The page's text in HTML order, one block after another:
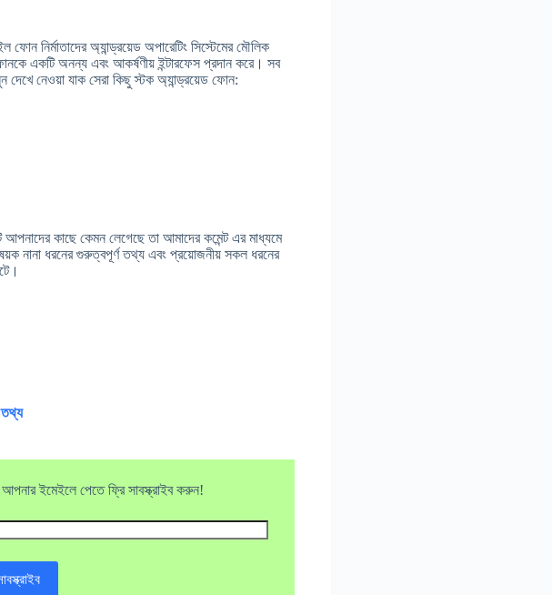
নির্মাতাদের অ্যান্ড্রয়েড অপারেটিং সিস্টেমের মৌলিক
একটি অনন্য এবং আকর্ষণীয় ইন্টারফেস প্রদান করে। সব
দেখে নেওয়া যাক সেরা কিছু স্টক অ্যান্ড্রয়েড ফোন:
কাছে কেমন লেগেছে তা আমাদের কমেন্ট এর মাধ্যমে
নানা ধরনের গুরুত্বপূর্ণ তথ্য এবং প্রয়োজনীয় সকল ধরনের
তথ্য
ইমেইলে পেতে ফ্রি সাবস্ক্রাইব করুন!